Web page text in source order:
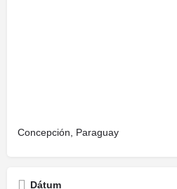
Concepción, Paraguay
Dátum